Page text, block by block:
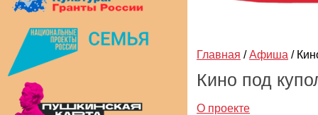
Главная / Афиша /
Кино под
О проекте